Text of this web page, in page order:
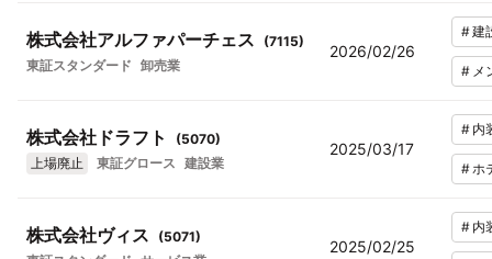
株式会社アルファパーチェス (7115)
東証スタンダード 卸売業
2026/02/26
#建
# メ
株式会社ドラフト (5070)
上場廃止
東証グロース 建設業
2025/03/17
# 内
#ホ
株式会社ヴィス (5071)
2025/02/25
# 内